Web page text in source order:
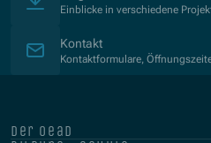
Einblicke in verschiedene
Kontakt
Kontaktformulare,
der oead